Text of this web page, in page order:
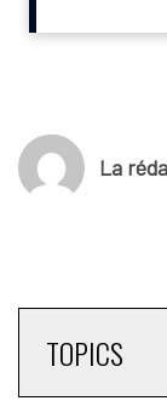
Kevin Spacey,
dirigeant de
centrale du projet
immédiatement
publication de
dans le cadre de
l’attention
autour du
La
TOPICS